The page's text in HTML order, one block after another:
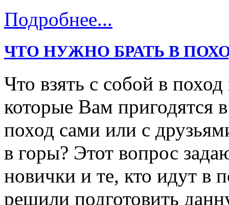
Подробнее...
ЧТО НУЖНО БРАТЬ В
Что взять с собой в
которые Вам пригодятся
поход сами или с
в горы? Этот вопрос
новички и те, кто идут в
решили подготовить